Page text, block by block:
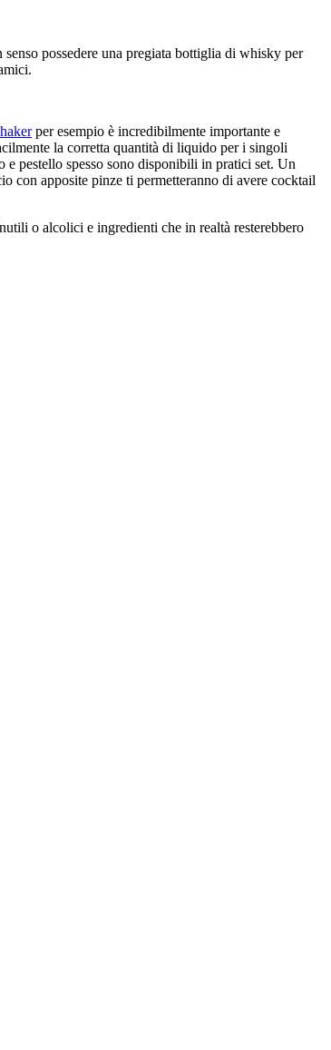
possedere una pregiata bottiglia di whisky per
per esempio è incredibilmente importante e
la corretta quantità di liquido per i singoli
pestello spesso sono disponibili in pratici set. Un
con apposite pinze ti permetteranno di avere cocktail
o alcolici e ingredienti che in realtà resterebbero